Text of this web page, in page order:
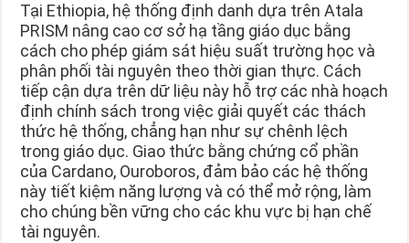
Tại Ethiopia, hệ thống định danh dựa trên Atala
PRISM nâng cao cơ sở hạ tầng giáo dục bằng
cách cho phép giám sát hiệu suất trường học và
phân phối tài nguyên theo thời gian thực. Cách
tiếp cận dựa trên dữ liệu này hỗ trợ các nhà hoạch
định chính sách trong việc giải quyết các thách
thức hệ thống, chẳng hạn như sự chênh lệch
trong giáo dục. Giao thức bằng chứng cổ phần
của Cardano, Ouroboros, đảm bảo các hệ thống
này tiết kiệm năng lượng và có thể mở rộng, làm
cho chúng bền vững cho các khu vực bị hạn chế
tài nguyên.